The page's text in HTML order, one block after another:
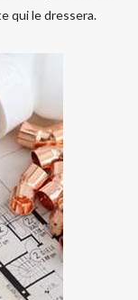
qui le dressera.